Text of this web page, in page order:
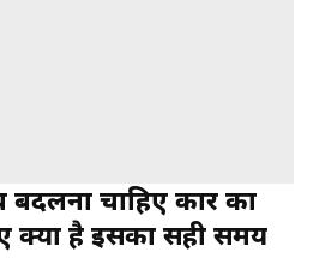
चाहिए कार का
है इसका सही समय